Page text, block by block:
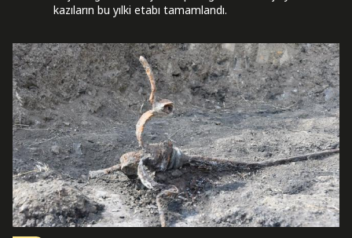
kazıların bu yılki etabı tamamlandı.